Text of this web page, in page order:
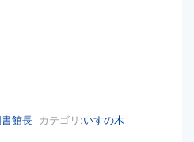
館長 カテゴリ:いすの木